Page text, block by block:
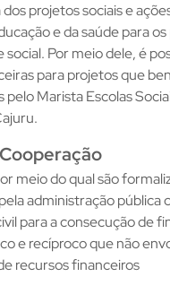
projetos sociais e
e da saúde para
social. Por meio dele, é
para projetos que
pelo Marista Escolas
meio do qual são
administração pública
para a consecução de
e recíproco que não
recursos financeiros